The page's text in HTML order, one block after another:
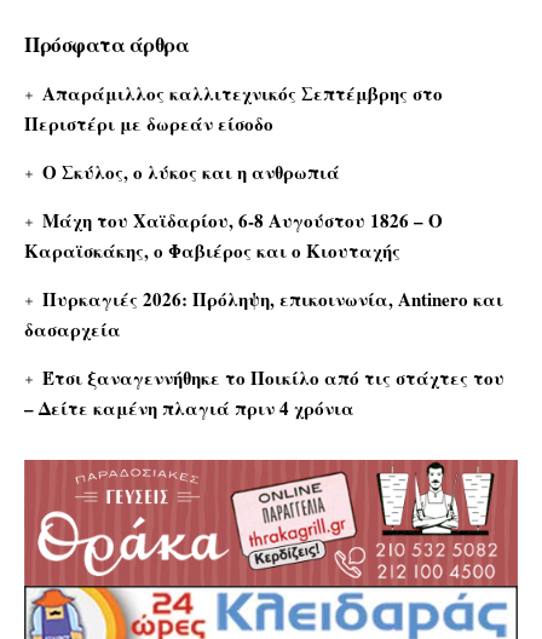
Πρόσφατα άρθρα
Απαράμιλλος καλλιτεχνικός Σεπτέμβρης στο
Περιστέρι με δωρεάν είσοδο
Ο Σκύλος, ο λύκος και η ανθρωπιά
Μάχη του Χαϊδαρίου, 6-8 Αυγούστου 1826 – Ο
Καραϊσκάκης, ο Φαβιέρος και ο Κιουταχής
Πυρκαγιές 2026: Πρόληψη, επικοινωνία, Antinero και
δασαρχεία
Έτσι ξαναγεννήθηκε το Ποικίλο από τις στάχτες του
– Δείτε καμένη πλαγιά πριν 4 χρόνια